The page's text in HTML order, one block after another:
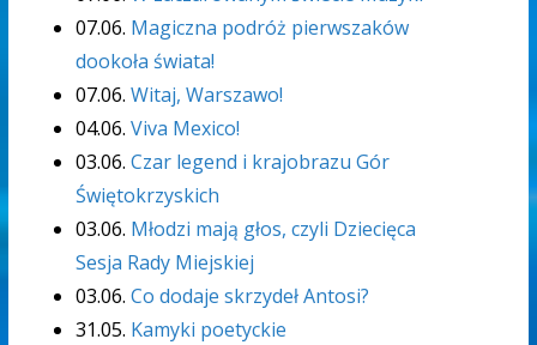
07.06. Magiczna podróż pierwszaków
dookoła świata!
07.06. Witaj, Warszawo!
04.06. Viva Mexico!
03.06. Czar legend i krajobrazu Gór
Świętokrzyskich
03.06. Młodzi mają głos, czyli Dziecięca
Sesja Rady Miejskiej
03.06. Co dodaje skrzydeł Antosi?
31.05. Kamyki poetyckie